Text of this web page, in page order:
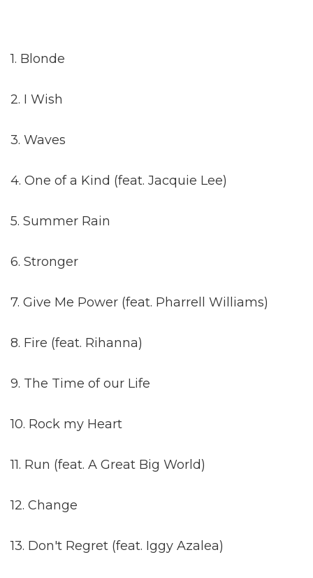
1. Blonde
2. I Wish
3. Waves
4. One of a Kind (feat. Jacquie Lee)
5. Summer Rain
6. Stronger
7. Give Me Power (feat. Pharrell Williams)
8. Fire (feat. Rihanna)
9. The Time of our Life
10. Rock my Heart
11. Run (feat. A Great Big World)
12. Change
13. Don't Regret (feat. Iggy Azalea)